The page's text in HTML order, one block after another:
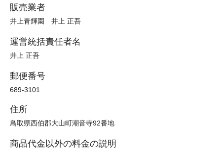
販売業者
井上青輝園 井上 正吾
運営統括責任者名
井上 正吾
郵便番号
689-3101
住所
鳥取県西伯郡大山町潮音寺92番地
商品代金以外の料金の説明